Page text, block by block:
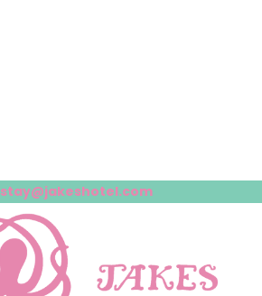
stay@jakeshotel.com